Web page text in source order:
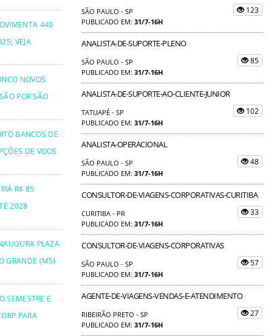
440
VEJA
NOVOS
POR SÃO
BANCOS DE
DE VOOS
R$ 85
2028
PLAZA
GRANDE (MS)
SEMESTRE E
PARA
SÃO PAULO - SP
PUBLICADO EM: 31/7-16H
123
ANALISTA-DE-SUPORTE-PLENO
SÃO PAULO - SP
PUBLICADO EM: 31/7-16H
85
ANALISTA-DE-SUPORTE-AO-CLIENTE-JUNIOR
TATUAPÉ - SP
PUBLICADO EM: 31/7-16H
102
ANALISTA-OPERACIONAL
SÃO PAULO - SP
PUBLICADO EM: 31/7-16H
48
CONSULTOR-DE-VIAGENS-CORPORATIVAS-CURITIBA
CURITIBA - PR
PUBLICADO EM: 31/7-16H
33
CONSULTOR-DE-VIAGENS-CORPORATIVAS
SÃO PAULO - SP
PUBLICADO EM: 31/7-16H
57
AGENTE-DE-VIAGENS-VENDAS-E-ATENDIMENTO
RIBEIRÃO PRETO - SP
PUBLICADO EM: 31/7-16H
27